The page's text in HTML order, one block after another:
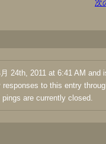
次
24th, 2011 at 6:41 AM and
responses to this entry
are currently closed.